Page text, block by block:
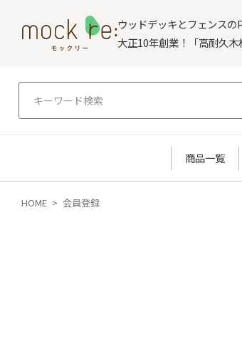
ウッドデッキとフェンスの
大正10年創業！「高耐久木
商品一覧
HOME 会員登録